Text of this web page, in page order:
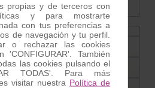
125.00 €
propias y de terceros con
y para mostrarte
con tus preferencias a
de navegación y tu perfil.
o rechazar las cookies
'CONFIGURAR'. También
las cookies pulsando el
TODAS'. Para más
visitar nuestra Política de